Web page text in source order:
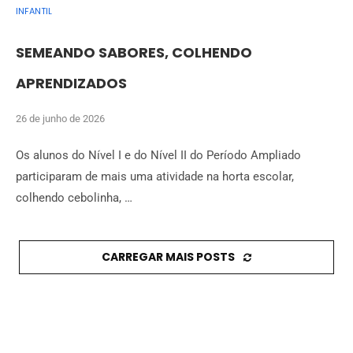
INFANTIL
SEMEANDO SABORES, COLHENDO
APRENDIZADOS
26 de junho de 2026
Os alunos do Nível I e do Nível II do Período Ampliado
participaram de mais uma atividade na horta escolar,
colhendo cebolinha, …
CARREGAR MAIS POSTS